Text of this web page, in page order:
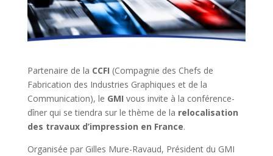
Partenaire de la CCFI (Compagnie des Chefs de
Fabrication des Industries Graphiques et de la
Communication), le GMI vous invite à la conférence-
dîner qui se tiendra sur le thème de la relocalisation
des travaux d’impression en France.
Organisée par Gilles Mure-Ravaud, Président du GMI